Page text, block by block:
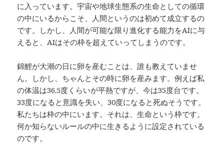
に入っています。宇宙や地球生態系の生命としての循環
の中にいるからこそ、人間というのは初めて成立するの
です。しかし、人間が可能な限り進化する能力をAIに与
えると、AIはその枠を超えていってしまうのです。
錦鯉が大潮の日に卵を産むことは、誰も教えていませ
ん。しかし、ちゃんとその時に卵を産みます。例えば私
の体温は36.5度くらいが平熱ですが、今は35度台です。
33度になると意識を失い、30度になると死ぬそうです。
私たちは枠の中にいます。それは、生命という枠です。
何か知らないルールの中に生きるように設定されている
のです。